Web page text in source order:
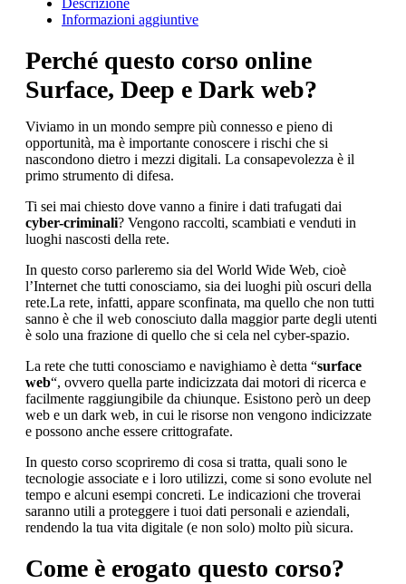
Informazioni aggiuntive
Perché questo corso online
Surface, Deep e Dark web?
Viviamo in un mondo sempre più connesso e pieno di
opportunità, ma è importante conoscere i rischi che si
nascondono dietro i mezzi digitali. La consapevolezza è il
primo strumento di difesa.
Ti sei mai chiesto dove vanno a finire i dati trafugati dai
cyber-criminali? Vengono raccolti, scambiati e venduti in
luoghi nascosti della rete.
In questo corso parleremo sia del World Wide Web, cioè
l’Internet che tutti conosciamo, sia dei luoghi più oscuri della
rete.La rete, infatti, appare sconfinata, ma quello che non tutti
sanno è che il web conosciuto dalla maggior parte degli utenti
è solo una frazione di quello che si cela nel cyber-spazio.
La rete che tutti conosciamo e navighiamo è detta “surface
web“, ovvero quella parte indicizzata dai motori di ricerca e
facilmente raggiungibile da chiunque. Esistono però un deep
web e un dark web, in cui le risorse non vengono indicizzate
e possono anche essere crittografate.
In questo corso scopriremo di cosa si tratta, quali sono le
tecnologie associate e i loro utilizzi, come si sono evolute nel
tempo e alcuni esempi concreti. Le indicazioni che troverai
saranno utili a proteggere i tuoi dati personali e aziendali,
rendendo la tua vita digitale (e non solo) molto più sicura.
Come è erogato questo corso?